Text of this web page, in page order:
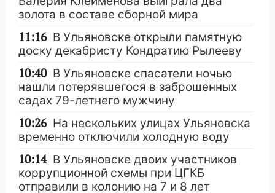
золота в составе сборной мира
11:16 В Ульяновске открыли памятную
доску декабристу Кондратию Рылееву
10:40 В Ульяновске спасатели ночью
нашли потерявшегося в заброшенных
садах 79-летнего мужчину
10:26 На нескольких улицах Ульяновска
временно отключили холодную воду
10:14 В Ульяновске двоих участников
коррупционной схемы при ЦГКБ
отправили в колонию на 7 и 8 лет